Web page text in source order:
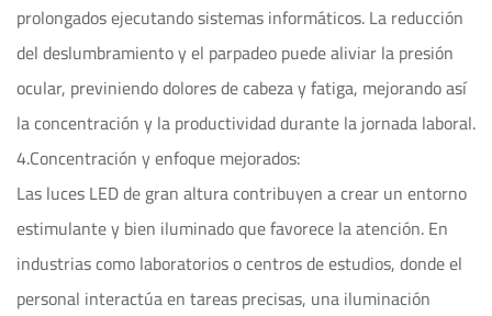
prolongados ejecutando sistemas informáticos. La reducción
del deslumbramiento y el parpadeo puede aliviar la presión
ocular, previniendo dolores de cabeza y fatiga, mejorando así
la concentración y la productividad durante la jornada laboral.
4.Concentración y enfoque mejorados:
Las luces LED de gran altura contribuyen a crear un entorno
estimulante y bien iluminado que favorece la atención. En
industrias como laboratorios o centros de estudios, donde el
personal interactúa en tareas precisas, una iluminación